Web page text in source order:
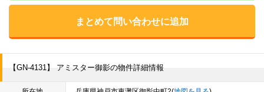
まとめて問い合わせに追加
【GN-4131】 アミスター御影の物件詳細情報